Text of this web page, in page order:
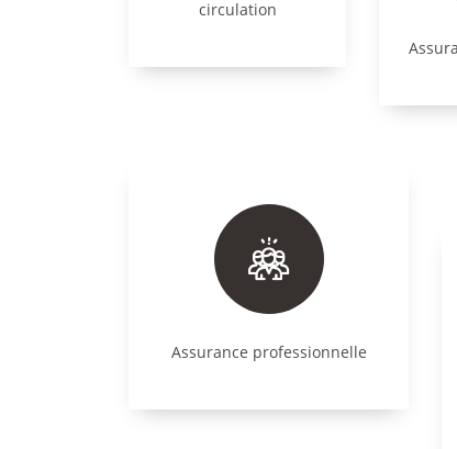
circulation
Assurance professionnelle